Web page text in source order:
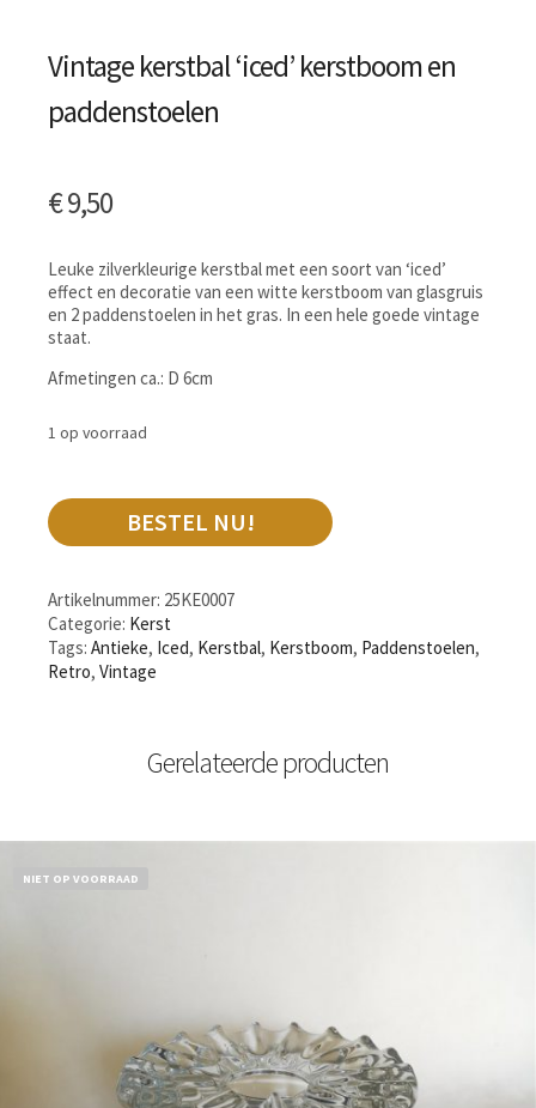
Vintage kerstbal ‘iced’ kerstboom en
paddenstoelen
€9,50
Leuke zilverkleurige kerstbal met een soort van ‘iced’
effect en decoratie van een witte kerstboom van glasgruis
en 2 paddenstoelen in het gras. In een hele goede vintage
staat.
Afmetingen ca.: D 6cm
1 op voorraad
BESTEL NU!
Artikelnummer: 25KE0007
Categorie: Kerst
Tags: Antieke, Iced, Kerstbal, Kerstboom, Paddenstoelen,
Retro, Vintage
Gerelateerde producten
NIET OP VOORRAAD